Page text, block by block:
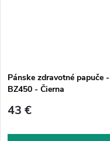
Pánske zdravotné papuče -
BZ450 - Čierna
43 €